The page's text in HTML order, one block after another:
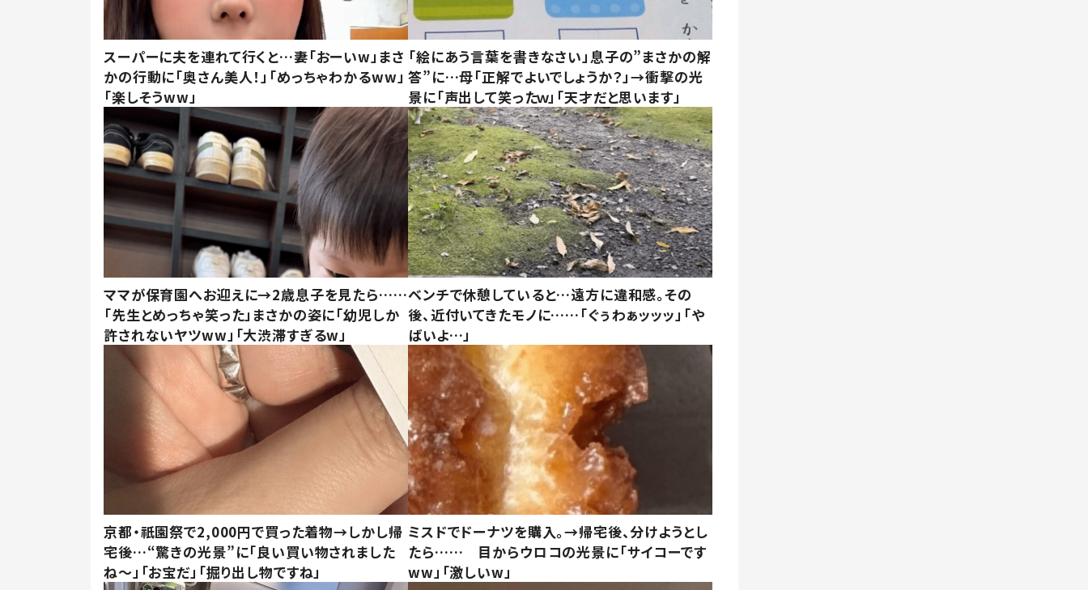
スーパーに夫を連れて行くと…妻「おーいw」まさ
かの行動に「奥さん美人！」「めっちゃわかるww」
「楽しそうww」
「絵にあう言葉を書きなさい」息子の”まさかの解
答”に…母「正解でよいでしょうか？」→衝撃の光
景に「声出して笑ったｗ」「天才だと思います」
ママが保育園へお迎えに→2歳息子を見たら……
「先生とめっちゃ笑った」まさかの姿に「幼児しか
許されないヤツww」「大渋滞すぎるw」
ベンチで休憩していると…遠方に違和感。その
後、近付いてきたモノに……「ぐぅわぁッッッ」「や
ばいよ…」
京都・祇園祭で2,000円で買った着物→しかし帰
宅後…“驚きの光景”に「良い買い物されました
ね～」「お宝だ」「掘り出し物ですね」
ミスドでドーナツを購入。→帰宅後、分けようとし
たら…… 目からウロコの光景に「サイコーです
ww」「激しいw」